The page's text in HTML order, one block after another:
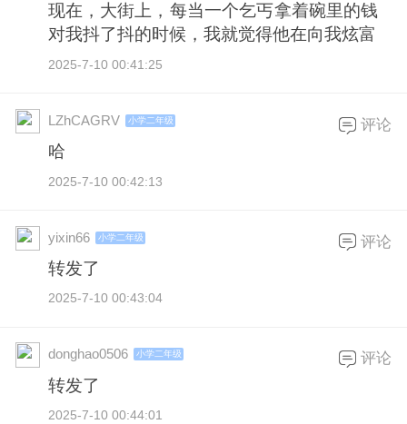
现在，大街上，每当一个乞丐拿着碗里的钱
对我抖了抖的时候，我就觉得他在向我炫富
2025-7-10 00:41:25
LZhCAGRV 小学二年级
哈
2025-7-10 00:42:13
评论
yixin66 小学二年级
转发了
2025-7-10 00:43:04
评论
donghao0506 小学二年级
转发了
2025-7-10 00:44:01
评论